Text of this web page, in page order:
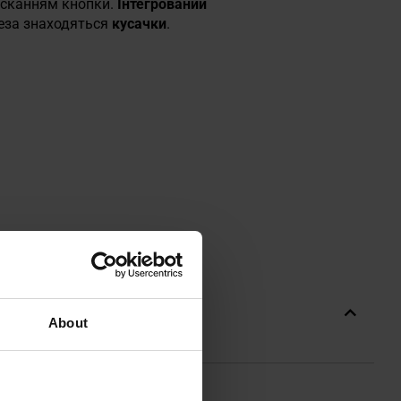
About
кнопки. Інтегрований
знаходяться кусачки.